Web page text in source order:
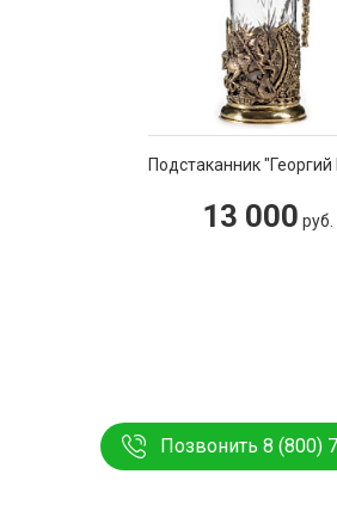
Подстаканник
13 000 руб.
Позвонить 8 (800)